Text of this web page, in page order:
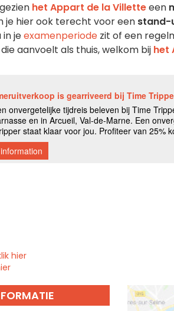
het Appart de la Villetteeen
je hier ook terecht voor een stand-
in jeexamenperiode zit of een
aanvoelt als thuis, welkom bij het
hier